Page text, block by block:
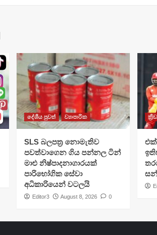
දේශීය පුවත් ව්‍යාපාරික
SLS බලපත්‍ර නොමැතිව
පවත්වාගෙන ගිය පන්නල ටින්
මාළු නිෂ්පාදනාගාරයක්
පාරිභෝගික සේවා
අධිකාරියෙන් වටලයි
Editor3 August 8, 2026 0